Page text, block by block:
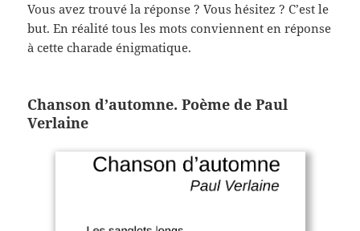
Vous avez trouvé la réponse ? Vous hésitez ? C’est le
but. En réalité tous les mots conviennent en réponse
à cette charade énigmatique.
Chanson d’automne. Poème de Paul
Verlaine